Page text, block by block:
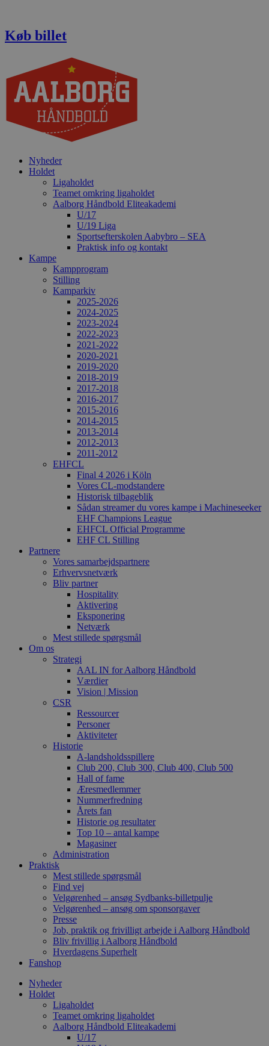
indhold
Køb billet
Nyheder
Holdet
Ligaholdet
Teamet omkring ligaholdet
Aalborg Håndbold Eliteakademi
U/17
U/19 Liga
Sportsefterskolen Aabybro – SEA
Praktisk info og kontakt
Kampe
Kampprogram
Stilling
Kamparkiv
2025-2026
2024-2025
2023-2024
2022-2023
2021-2022
2020-2021
2019-2020
2018-2019
2017-2018
2016-2017
2015-2016
2014-2015
2013-2014
2012-2013
2011-2012
EHFCL
Final 4 2026 i Köln
Vores CL-modstandere
Historisk tilbageblik
Sådan streamer du vores kampe i Machineseeker
EHF Champions League
EHFCL Official Programme
EHF CL Stilling
Partnere
Vores samarbejdspartnere
Erhvervsnetværk
Bliv partner
Hospitality
Aktivering
Eksponering
Netværk
Mest stillede spørgsmål
Om os
Strategi
AAL IN for Aalborg Håndbold
Værdier
Vision | Mission
CSR
Ressourcer
Personer
Aktiviteter
Historie
A-landsholdsspillere
Club 200, Club 300, Club 400, Club 500
Hall of fame
Æresmedlemmer
Nummerfredning
Årets fan
Historie og resultater
Top 10 – antal kampe
Magasiner
Administration
Praktisk
Mest stillede spørgsmål
Find vej
Velgørenhed – ansøg Sydbanks-billetpulje
Velgørenhed – ansøg om sponsorgaver
Presse
Job, praktik og frivilligt arbejde i Aalborg Håndbold
Bliv frivillig i Aalborg Håndbold
Hverdagens Superhelt
Fanshop
Nyheder
Holdet
Ligaholdet
Teamet omkring ligaholdet
Aalborg Håndbold Eliteakademi
U/17